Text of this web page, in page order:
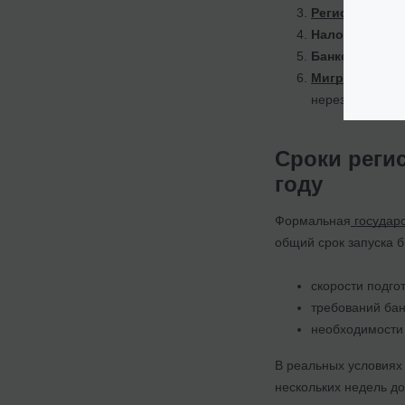
Регистрация
Налоговый
Банковские
нерезидента,
Сроки
году
Формальная
общий срок запуска
скорости
требований
В реальных
нескольких недель